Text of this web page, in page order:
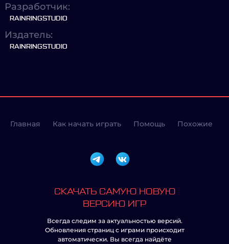
Разработчик:
RAINRINGSTUDIO
Издатель:
RAINRINGSTUDIO
Главная Как начать играть Помощь Похожие
СКАЧАТЬ САМУЮ НОВУЮ
ВЕРСИЮ ИГР
Всегда следим за актуальностью версий.
Обновления страниц с играми происходит
автоматически. Вы всегда найдёте